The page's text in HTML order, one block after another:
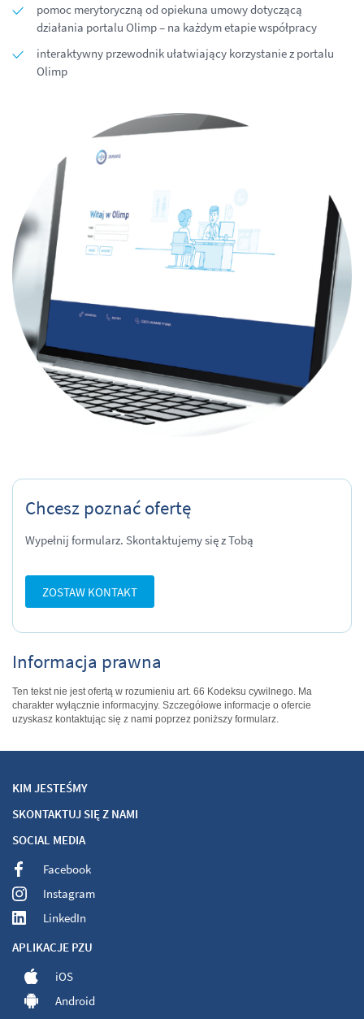
pomoc merytoryczną od opiekuna umowy dotyczącą
działania portalu Olimp – na każdym etapie współpracy
interaktywny przewodnik ułatwiający korzystanie z portalu
Olimp
Chcesz poznać ofertę
Wypełnij formularz. Skontaktujemy się z Tobą
ZOSTAW KONTAKT
Informacja prawna
Ten tekst nie jest ofertą w rozumieniu art. 66 Kodeksu cywilnego. Ma
charakter wyłącznie informacyjny. Szczegółowe informacje o ofercie
uzyskasz kontaktując się z nami poprzez poniższy formularz.
KIM JESTEŚMY
SKONTAKTUJ SIĘ Z NAMI
SOCIAL MEDIA
Facebook
Instagram
LinkedIn
APLIKACJE PZU
iOS
Android